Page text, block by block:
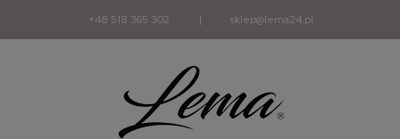
+48 518 365 302 | sklep@lema24.pl